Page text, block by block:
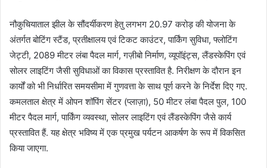
नौकुचियाताल झील के सौंदर्यीकरण हेतु लगभग 20.97 करोड़ की योजना के
अंतर्गत बोटिंग स्टैंड, प्रतीक्षालय एवं टिकट काउंटर, पार्किंग सुविधा, फ्लोटिंग
जेट्टी, 2089 मीटर लंबा पैदल मार्ग, गज़ीबो निर्माण, व्यूपॉइंट्स, लैंडस्केपिंग एवं
सोलर लाइटिंग जैसी सुविधाओं का विकास प्रस्तावित है. निरीक्षण के दौरान इन
कार्यों को भी निर्धारित समयसीमा में गुणवत्ता के साथ पूर्ण करने के निर्देश दिए गए.
कमलताल क्षेत्र में ओपन शॉपिंग सेंटर (प्लाज़ा), 50 मीटर लंबा पैदल पुल, 100
मीटर पैदल मार्ग, पार्किंग व्यवस्था, सोलर लाइटिंग एवं लैंडस्केपिंग जैसे कार्य
प्रस्तावित हैं. यह क्षेत्र भविष्य में एक प्रमुख पर्यटन आकर्षण के रूप में विकसित
किया जाएगा.